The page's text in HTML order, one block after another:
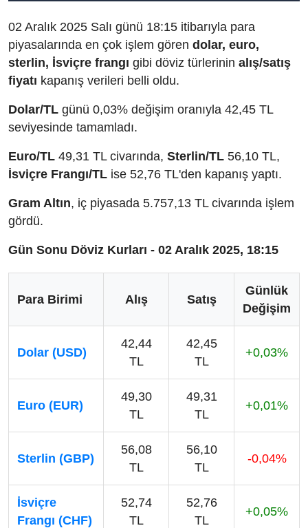
02 Aralık 2025 Salı günü 18:15 itibarıyla para
piyasalarında en çok işlem gören dolar, euro,
sterlin, İsviçre frangı gibi döviz türlerinin alış/satış
fiyatı kapanış verileri belli oldu.
Dolar/TL günü 0,03% değişim oranıyla 42,45 TL
seviyesinde tamamladı.
Euro/TL 49,31 TL civarında, Sterlin/TL 56,10 TL,
İsviçre Frangı/TL ise 52,76 TL'den kapanış yaptı.
Gram Altın, iç piyasada 5.757,13 TL civarında işlem
gördü.
Gün Sonu Döviz Kurları - 02 Aralık 2025, 18:15
Para Birimi Alış Satış
Günlük
Değişim
Dolar (USD)
42,44
TL
42,45
TL
+0,03%
Euro (EUR)
49,30
TL
49,31
TL
+0,01%
Sterlin (GBP)
56,08
TL
56,10
TL
-0,04%
İsviçre
Frangı (CHF)
52,74
TL
52,76
TL
+0,05%